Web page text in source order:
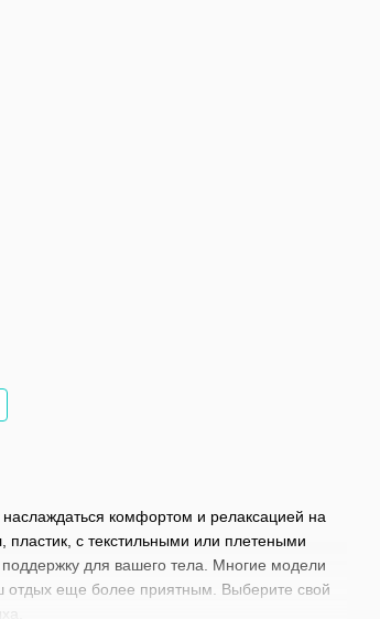
комфортом и релаксацией на
пластик, с текстильными или плетеными
для вашего тела. Многие модели
отдых еще более приятным. Выберите свой